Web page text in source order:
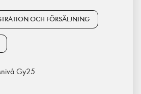
OCH FÖRSÄLJNING
Gy25